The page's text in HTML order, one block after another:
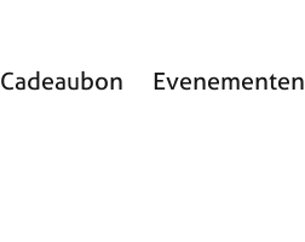
Cadeaubon Evenementen